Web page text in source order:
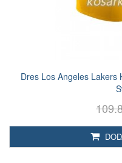
Dres Los Angeles Lakers